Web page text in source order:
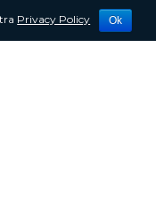
Privacy Policy Ok